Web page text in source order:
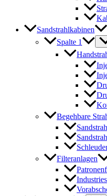
Sandstrahlkabinen
Spalte 1
Begehbare
Filteranlagen